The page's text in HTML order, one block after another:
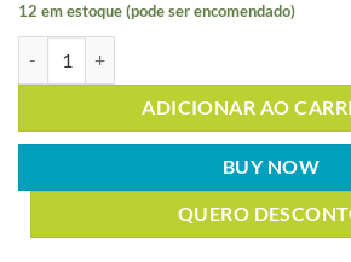
12 em estoque (pode ser encomendado)
ADICIONAR AO
BUY NOW
QUERO